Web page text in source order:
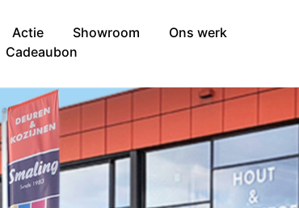
Actie Showroom
Ons werk
Cadeaubon